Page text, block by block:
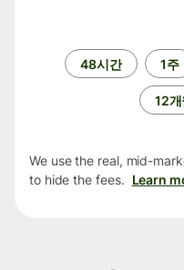
48시간 1주
12개
We use the real, mid-
to hide the fees. Learn